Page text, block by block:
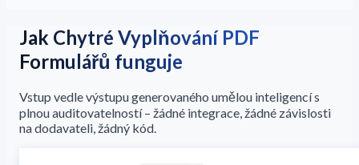
Jak Chytré Vyplňování PDF
Formulářů funguje
Vstup vedle výstupu generovaného umělou inteligencí s
plnou auditovatelností – žádné integrace, žádné závislosti
na dodavateli, žádný kód.